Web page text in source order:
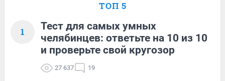
ТОП 5
1
Тест для самых умных
челябинцев: ответьте на 10 из 10
и проверьте свой кругозор
27 637 19